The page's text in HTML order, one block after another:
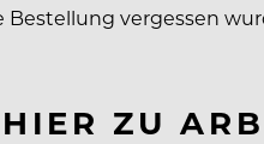
vergessen
ZU